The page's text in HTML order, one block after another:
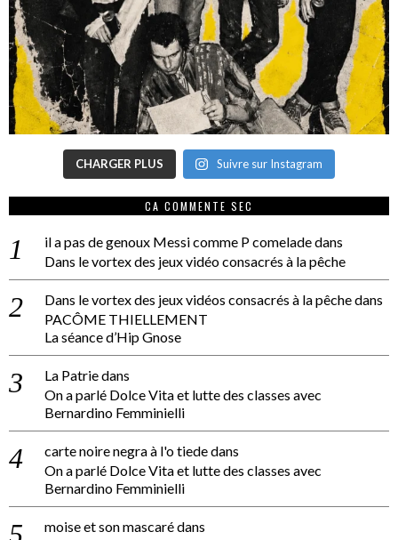
CHARGER PLUS Suivre sur Instagram
CA COMMENTE SEC
il a pas de genoux Messi comme P comeladedans
Dans le vortex des jeux vidéo consacrés à la pêche
Dans le vortex des jeux vidéos consacrés à la pêchedans
PACÔME THIELLEMENT
La séance d’Hip Gnose
La Patriedans
On a parlé Dolce Vita et lutte des classes avec
Bernardino Femminielli
carte noire negra à l'o tiededans
On a parlé Dolce Vita et lutte des classes avec
Bernardino Femminielli
moise et son mascarédans